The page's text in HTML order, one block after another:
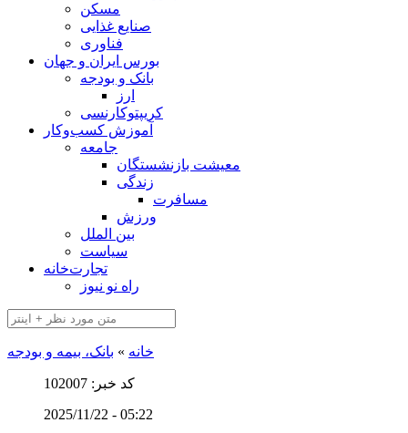
مسکن
صنایع غذایی
فناوری
بورس ایران و جهان
بانک و بودجه
ارز
کریپتوکارنسی
آموزش کسب‌وکار
جامعه
معیشت بازنشستگان
زندگی
مسافرت
ورزش
بین الملل
سیاست
تجارت‌خانه
راه نو نیوز
خانه » بانک، بیمه و بودجه
کد خبر: 102007
2025/11/22 - 05:22